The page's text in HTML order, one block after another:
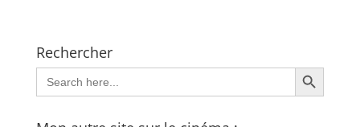
Rechercher
Search
for:
Search Button